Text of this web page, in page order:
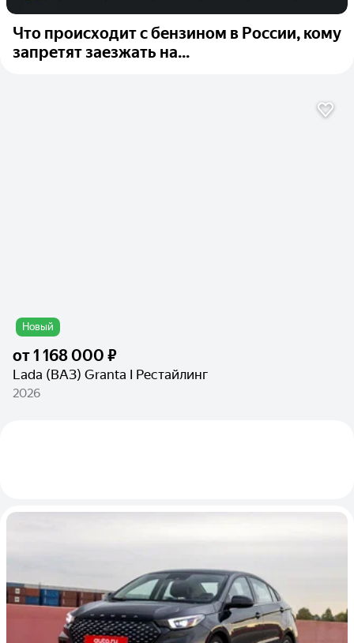
Что происходит с бензином в России, кому
запретят заезжать на...
Новый
от1 168 000 ₽
Lada (ВАЗ) Granta I Рестайлинг
2026